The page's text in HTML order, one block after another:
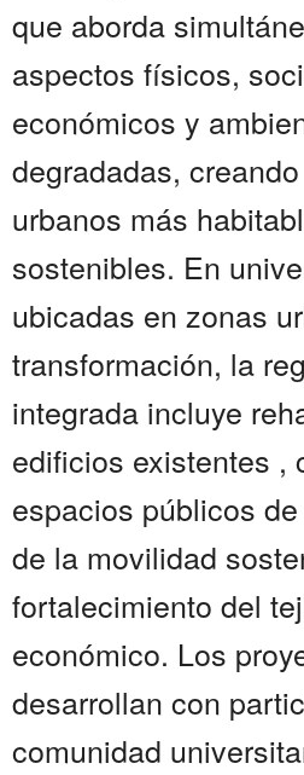
que aborda
aspectos físicos,
económicos y
degradadas,
urbanos más
sostenibles. En
ubicadas en zonas
transformación, la
integrada incluye
edificios existentes ,
espacios públicos
de la movilidad
fortalecimiento del
económico. Los
desarrollan con
comunidad